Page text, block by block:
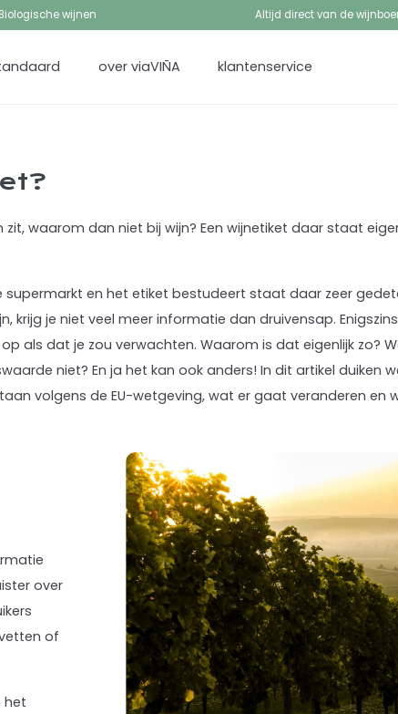
Biologische wijnen Altijd direct van de
over viaVIÑA klantenservice
waarom dan niet bij wijn? Een wijnetiket daar staat
supermarkt en het etiket bestudeert staat daar zeer
krijg je niet veel meer informatie dan druivensap.
als dat je zou verwachten. Waarom is dat eigenlijk zo?
niet? En ja het kan ook anders! In dit artikel duiken
volgens de EU-wetgeving, wat er gaat veranderen en
over
of
het